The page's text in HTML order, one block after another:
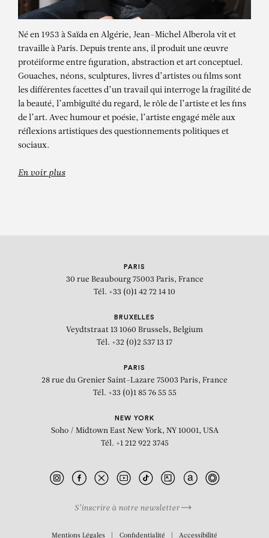
JEAN-MICHEL
ALBEROLA
Né en 1953 à Saïda en Algérie, Jean-Michel Alberola vit et
travaille à Paris. Depuis trente ans, il produit une œuvre
protéiforme entre figuration, abstraction et art conceptuel.
Gouaches, néons, sculptures, livres d’artistes ou films sont
les différentes facettes d’un travail qui interroge la fragilité de
la beauté, l’ambiguïté du regard, le rôle de l’artiste et les fins
de l’art. Avec humour et poésie, l’artiste engagé mêle aux
réflexions artistiques des questionnements politiques et
sociaux.
En voir plus
PARIS
30 rue Beaubourg 75003 Paris, France
Tél. +33 (0)1 42 72 14 10
BRUXELLES
Veydtstraat 13 1060 Brussels, Belgium
Tél. +32 (0)2 537 13 17
PARIS
28 rue du Grenier Saint-Lazare 75003 Paris, France
Tél. +33 (0)1 85 76 55 55
NEW YORK
Soho / Midtown East New York, NY 10001, USA
Tél. +1 212 922 3745
S’inscrire à notre newsletter
Mentions Légales Confidentialité Accessibilité